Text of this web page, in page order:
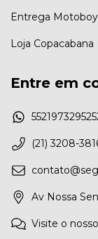
Entrega Motoboy
Loja Copacabana
Entre em
(21) 3208-
Av Nossa
Visite o